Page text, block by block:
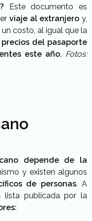
Este documento es
viaje al extranjero y,
costo, al igual que la
precios del pasaporte
este año. Fotos:
depende de la
y existen algunos
de personas. A
lista publicada por la